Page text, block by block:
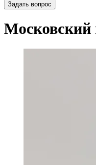
Задать вопрос
Московский